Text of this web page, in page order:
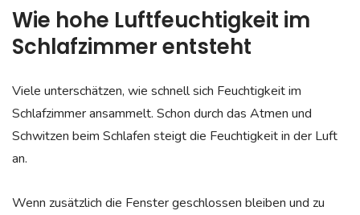
Wie hohe Luftfeuchtigkeit im
Schlafzimmer entsteht
Viele unterschätzen, wie schnell sich Feuchtigkeit im
Schlafzimmer ansammelt. Schon durch das Atmen und
Schwitzen beim Schlafen steigt die Feuchtigkeit in der Luft
an.
Wenn zusätzlich die Fenster geschlossen bleiben und zu